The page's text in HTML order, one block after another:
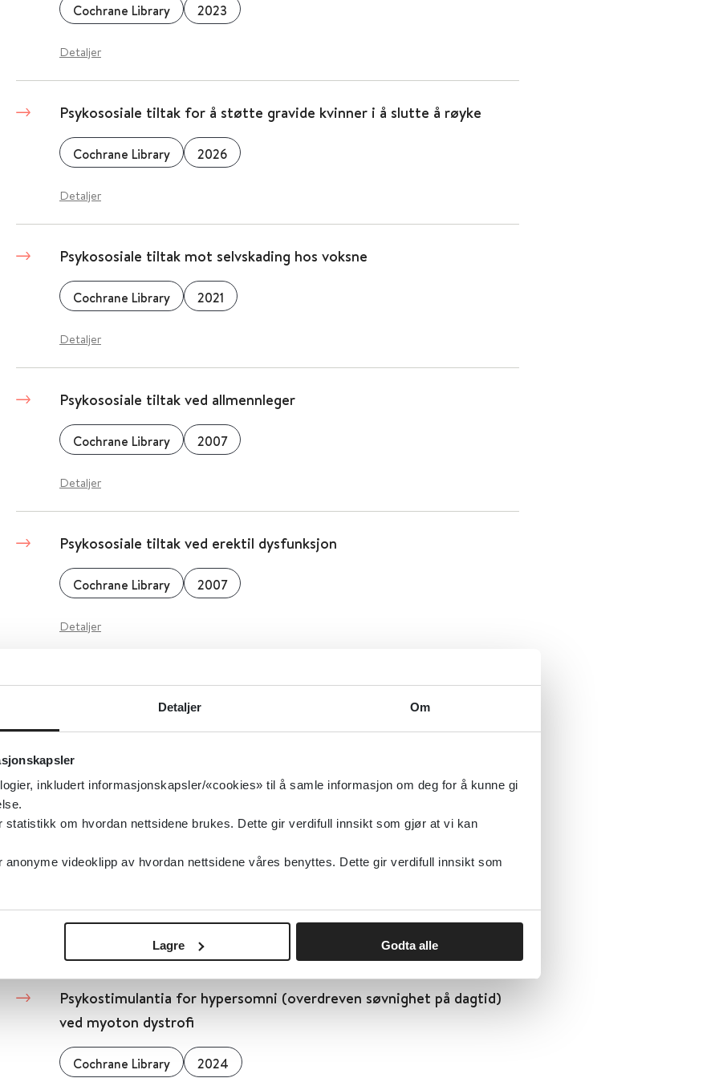
Detaljer Om
inkludert informasjonskapsler/«cookies» til å samle informasjon om deg for å kunne gi
statistikk om hvordan nettsidene brukes. Dette gir verdifull innsikt som gjør at vi kan
videoklipp av hvordan nettsidene våres benyttes. Dette gir verdifull innsikt som
Lagre Godta alle
Cochrane Library 2023
Detaljer
Psykososiale tiltak for å støtte gravide kvinner i å slutte å røyke
Cochrane Library 2026
Detaljer
Psykososiale tiltak mot selvskading hos voksne
Cochrane Library 2021
Detaljer
Psykososiale tiltak ved allmennleger
Cochrane Library 2007
Detaljer
Psykososiale tiltak ved erektil dysfunksjon
Cochrane Library 2007
Detaljer
Psykososiale tiltak ved kriser, ulykker og katastrofer (Mestring,
samhørighet og håp)
Detaljer
Psykososiale tiltak ved misbruk av sentralstimulerende stoffer
Psykostimulantia for hypersomni (overdreven søvnighet på dagtid)
ved myoton dystrofi
Cochrane Library 2024